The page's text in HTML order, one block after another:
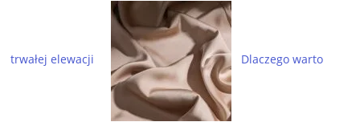
trwałej elewacji Dlaczego warto